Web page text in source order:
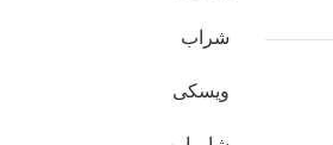
شراب
ویسکی